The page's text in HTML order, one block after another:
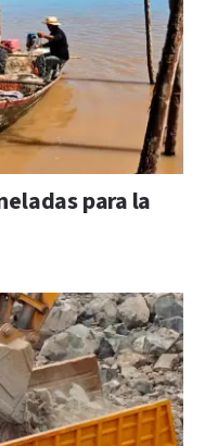
para la